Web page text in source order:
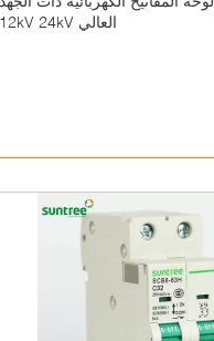
العالي 12kV 24kV